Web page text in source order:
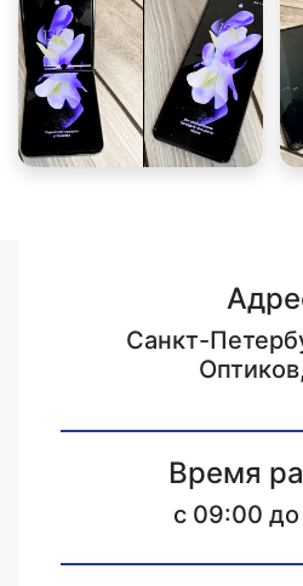
Санкт-
Время
c 09:00 до